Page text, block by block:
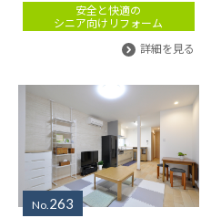
安全と快適の
シニア向けリフォーム
詳細を見る
No.263